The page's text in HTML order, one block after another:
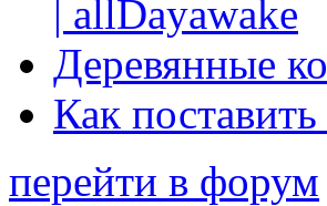
| allDayawake
Деревянные
Как
перейти в форум